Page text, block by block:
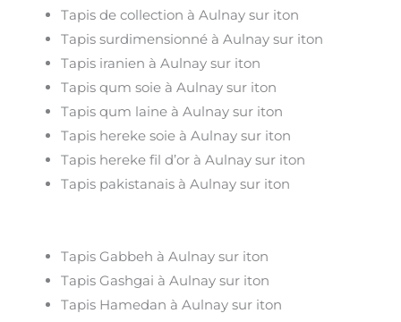
Tapis de collection à Aulnay sur iton
Tapis surdimensionné à Aulnay sur iton
Tapis iranien à Aulnay sur iton
Tapis qum soie à Aulnay sur iton
Tapis qum laine à Aulnay sur iton
Tapis hereke soie à Aulnay sur iton
Tapis hereke fil d’or à Aulnay sur iton
Tapis pakistanais à Aulnay sur iton
Tapis Gabbeh à Aulnay sur iton
Tapis Gashgai à Aulnay sur iton
Tapis Hamedan à Aulnay sur iton